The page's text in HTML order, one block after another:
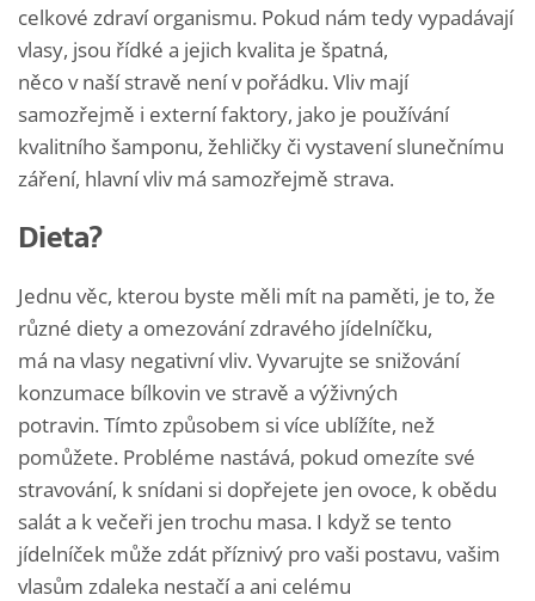
celkové zdraví organismu. Pokud nám tedy vypadávají
vlasy, jsou řídké a jejich kvalita je špatná,
něco v naší stravě není v pořádku. Vliv mají
samozřejmě i externí faktory, jako je používání
kvalitního šamponu, žehličky či vystavení slunečnímu
záření, hlavní vliv má samozřejmě strava.
Dieta?
Jednu věc, kterou byste měli mít na paměti, je to, že
různé diety a omezování zdravého jídelníčku,
má na vlasy negativní vliv. Vyvarujte se snižování
konzumace bílkovin ve stravě a výživných
potravin. Tímto způsobem si více ublížíte, než
pomůžete. Probléme nastává, pokud omezíte své
stravování, k snídani si dopřejete jen ovoce, k obědu
salát a k večeři jen trochu masa. I když se tento
jídelníček může zdát příznivý pro vaši postavu, vašim
vlasům zdaleka nestačí a ani celému